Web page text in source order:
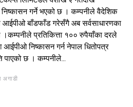
गर्ने भएको छ । कम्पनीले वैदेशिक
आईपीओ बाँडफाँड गरेसँगै अब सर्वसाधारणका
।कम्पनीले प्रतिकित्ता १०० रुपैयाँका दरले
निष्कासन गर्न नेपाल धितोपत्र
पाएको छ । कम्पनीले...
अगाडी